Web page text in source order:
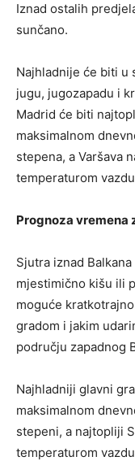
Iznad ostalih
sunčano.
Najhladnije će biti u
jugu, jugozapadu i
Madrid će biti
maksimalnom
stepena, a Varšava
temperaturom
Prognoza vremena
Sjutra iznad
mjestimično kišu ili
moguće
gradom i jakim
području zapadnog
Najhladniji glavni
maksimalnom
stepeni, a najtopliji
temperaturom